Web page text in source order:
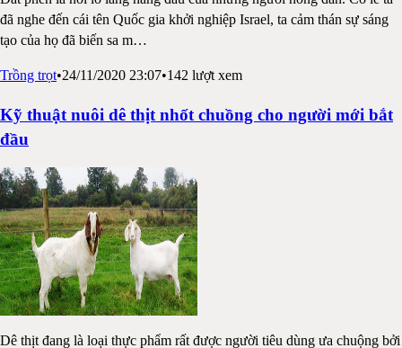
đã nghe đến cái tên Quốc gia khởi nghiệp Israel, ta cảm thán sự sáng
tạo của họ đã biến sa m…
Trồng trọt•24/11/2020 23:07•142 lượt xem
Kỹ thuật nuôi dê thịt nhốt chuồng cho người mới bắt
đầu
Dê thịt đang là loại thực phẩm rất được người tiêu dùng ưa chuộng bởi